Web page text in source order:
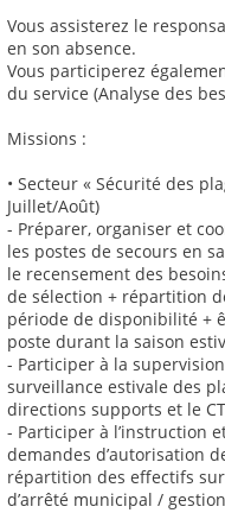
Vous assisterez le
en son absence.
Vous participerez
du service (Analyse des
Missions :
• Secteur « Sécurité des
Juillet/Août)
- Préparer, organiser et
les postes de secours en
le recensement des
de sélection + répartition
période de disponibilité +
poste durant la saison
- Participer à la
surveillance estivale des
directions supports et le
- Participer à l’instruction
demandes d’autorisation
répartition des effectifs
d’arrêté municipal /